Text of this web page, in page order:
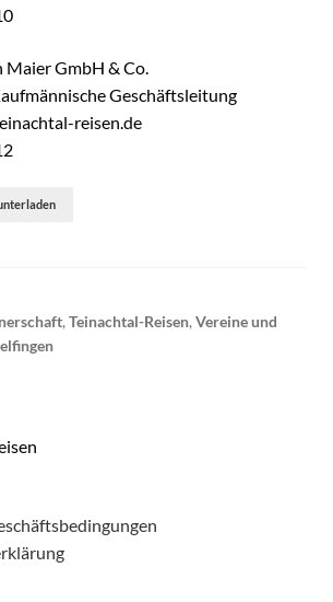
Maier GmbH & Co.
Geschäftsleitung
reisen.de
, Teinachtal-Reisen, Vereine und